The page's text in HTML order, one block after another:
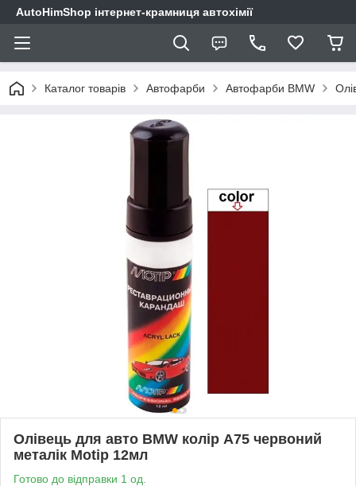
AutoHimShop інтернет-крамниця автохімії
Каталог товарів Автофарби Автофарби BMW
Олівець для авто BMW колір A75 червоний
металік Motip 12мл
Готово до відправки 1 од.